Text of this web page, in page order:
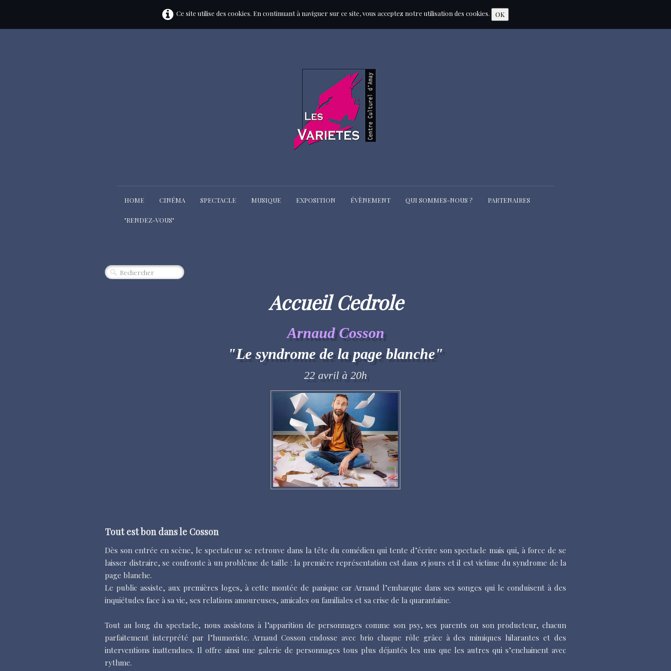
Ce site utilise des cookies. En continuant à naviguer sur ce site, vous acceptez notre utilisation des cookies. OK
HOME CINÉMA SPECTACLE MUSIQUE EXPOSITION ÉVÈNEMENT QUI SOMMES-NOUS ? PARTENAIRES
"RENDEZ-VOUS"
Accueil Cedrole
Arnaud Cosson
"Le syndrome de la page blanche"
22 avril à 20h
Tout est bon dans le Cosson
Dès son entrée en scène, le spectateur se retrouve dans la tête du comédien qui tente d’écrire son spectacle mais qui, à force de se
laisser distraire, se confronte à un problème de taille : la première représentation est dans 15 jours et il est victime du syndrome de la
page blanche.
Le public assiste, aux premières loges, à cette montée de panique car Arnaud l’embarque dans ses songes qui le conduisent à des
inquiétudes face à sa vie, ses relations amoureuses, amicales ou familiales et sa crise de la quarantaine.
Tout au long du spectacle, nous assistons à l’apparition de personnages comme son psy, ses parents ou son producteur, chacun
parfaitement interprété par l’humoriste. Arnaud Cosson endosse avec brio chaque rôle grâce à des mimiques hilarantes et des
interventions inattendues. Il offre ainsi une galerie de personnages tous plus déjantés les uns que les autres qui s’enchainent avec
rythme.